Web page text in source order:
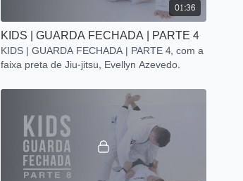
01:36
KIDS | GUARDA FECHADA | PARTE 4
KIDS | GUARDA FECHADA | PARTE 4, com a
faixa preta de Jiu-jitsu, Evellyn Azevedo.